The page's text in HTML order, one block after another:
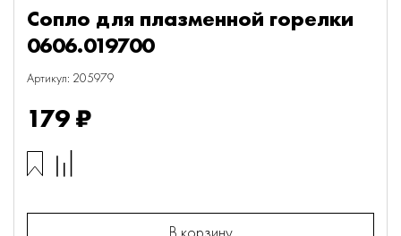
Сопло для плазменной горелки
0606.019700
Артикул: 205979
179 ₽